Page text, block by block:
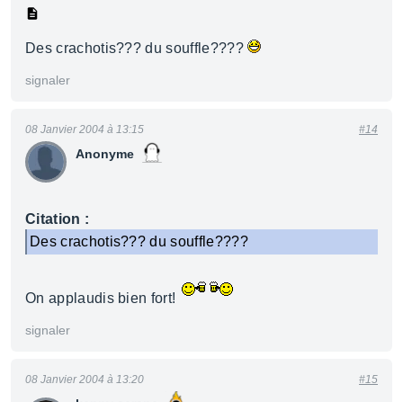
Des crachotis??? du souffle????
signaler
Anonyme
08 Janvier 2004 à 13:15 #14
Citation :
Des crachotis??? du souffle????
On applaudis bien fort!
signaler
08 Janvier 2004 à 13:20 #15